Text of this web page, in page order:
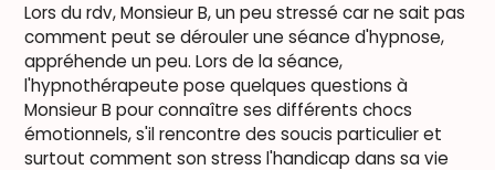
Lors du rdv, Monsieur B, un peu stressé car ne sait pas
comment peut se dérouler une séance d'hypnose,
appréhende un peu. Lors de la séance,
l'hypnothérapeute pose quelques questions à
Monsieur B pour connaître ses différents chocs
émotionnels, s'il rencontre des soucis particulier et
surtout comment son stress l'handicap dans sa vie